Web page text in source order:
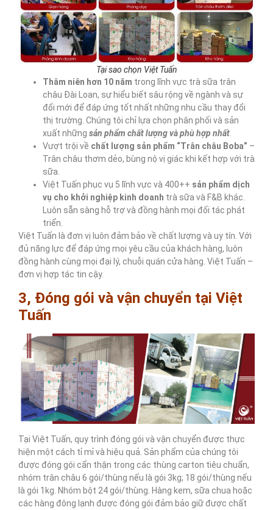
Tại sao chọn Việt Tuấn
Thâm niên hơn 10 năm trong lĩnh vực trà sữa trân
châu Đài Loan, sự hiểu biết sâu rộng về ngành và sự
đổi mới để đáp ứng tốt nhất những nhu cầu thay đổi
thị trường. Chúng tôi chỉ lựa chọn phân phối và sản
xuất những sản phẩm chất lượng và phù hợp nhất
Vượt trội về chất lượng sản phẩm “Trân châu Boba” –
Trân châu thơm dẻo, bùng nộ vị giác khi kết hợp với trà
sữa.
Việt Tuấn phục vụ 5 lĩnh vực và 400++ sản phẩm dịch
vụ cho khởi nghiệp kinh doanh trà sữa và F&B khác.
Luôn sẵn sàng hỗ trợ và đồng hành mọi đối tác phát
triển.
Việt Tuấn là đơn vị luôn đảm bảo về chất lượng và uy tín. Với
đủ năng lực để đáp ứng mọi yêu cầu của khách hàng, luôn
đồng hành cùng mọi đại lý, chuỗi quán cửa hàng. Việt Tuấn –
đơn vị hợp tác tin cậy.
3, Đóng gói và vận chuyển tại Việt
Tuấn
Tại Việt Tuấn, quy trình đóng gói và vận chuyển được thực
hiện một cách tỉ mỉ và hiệu quả. Sản phẩm của chúng tôi
được đóng gói cẩn thận trong các thùng carton tiêu chuẩn,
nhóm trân châu 6 gói/thùng nếu là gói 3kg; 18 gói/thùng nếu
là gói 1kg. Nhóm bột 24 gói/thùng. Hàng kem, sữa chua hoặc
các hàng đông lạnh được đóng gói đảm bảo giữ được chất